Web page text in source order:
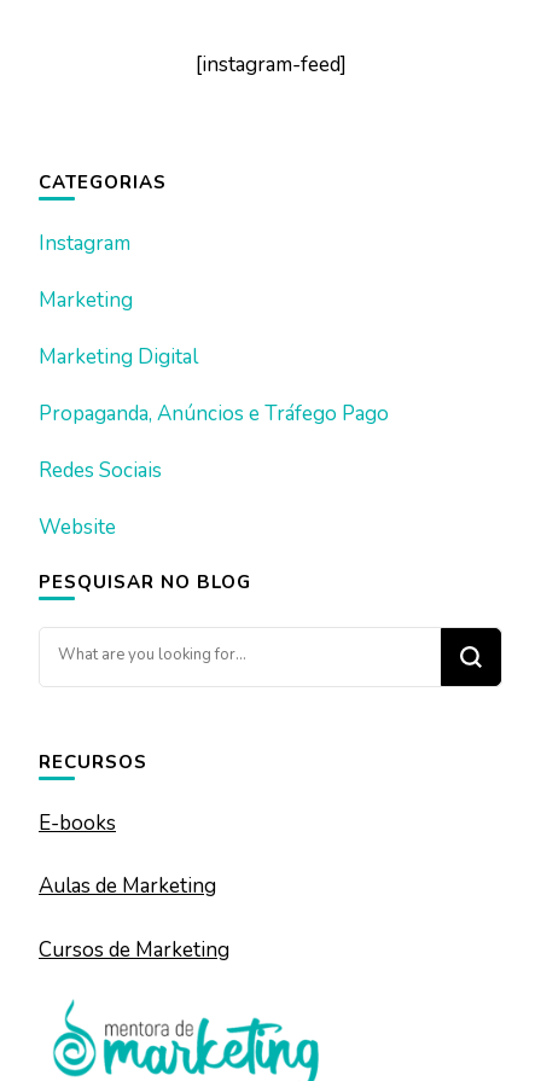
[instagram-feed]
CATEGORIAS
Instagram
Marketing
Marketing Digital
Propaganda, Anúncios e Tráfego Pago
Redes Sociais
Website
PESQUISAR NO BLOG
Looking
RECURSOS
E-books
Aulas de Marketing
Cursos de Marketing